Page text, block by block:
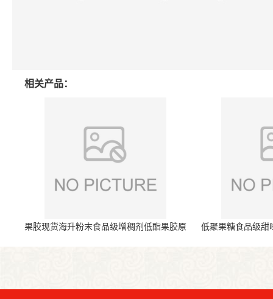
相关产品：
果胶现货海升粉末食品级增稠剂低酯果胶原
低聚果糖食品级甜